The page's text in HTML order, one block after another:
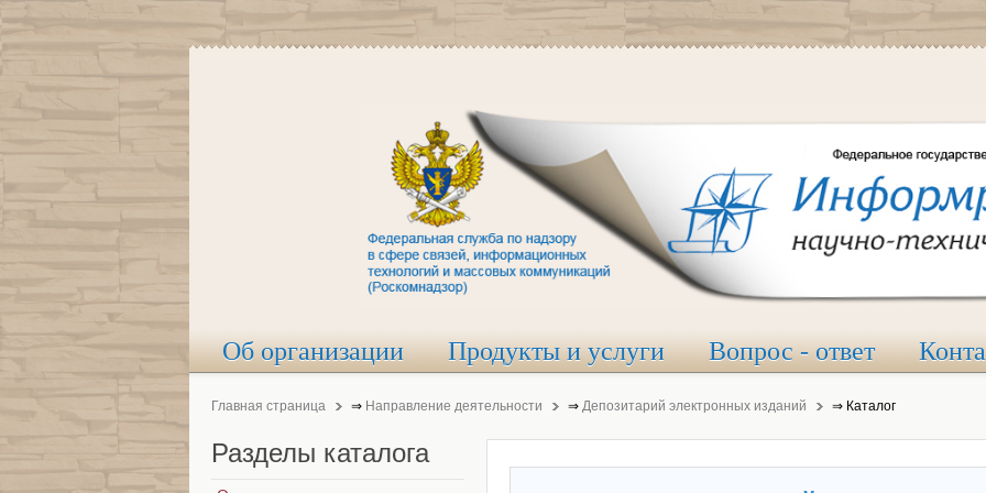
Об организации Продукты и услуги Вопрос - ответ
Главная страница ⇒ Направление деятельности ⇒ Депозитарий электронных изданий ⇒ Каталог
Разделы каталога